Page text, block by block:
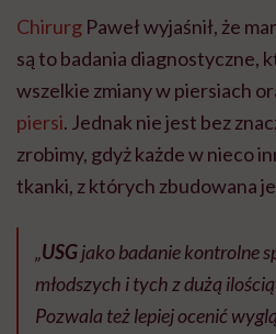
Chirurg Paweł wyjaśnił, że
są to badania diagnostyczne,
wszelkie zmiany w piersiach
piersi. Jednak nie jest bez
zrobimy, gdyż każde w nieco
tkanki, z których zbudowana
„USGjako badanie kontrolne
młodszych i tych z dużą
Pozwala też lepiej ocenić